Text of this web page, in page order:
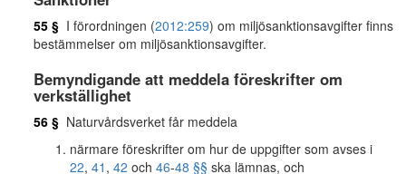
55 § I förordningen (2012:259) om miljösanktionsavgifter finns
bestämmelser om miljösanktionsavgifter.
Bemyndigande att meddela föreskrifter om
verkställighet
56 § Naturvårdsverket får meddela
närmare föreskrifter om hur de uppgifter som avses i
22, 41 , 42 och 46-48 §§ ska lämnas, och